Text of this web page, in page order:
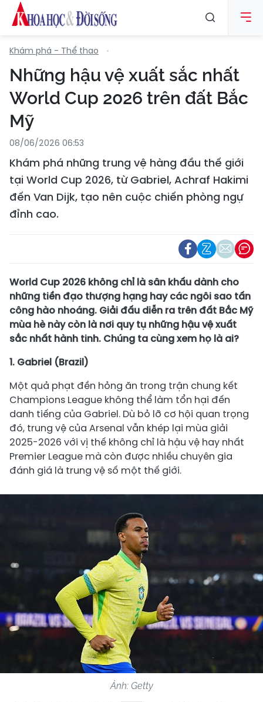
Khám phá - Thể thao
Những hậu vệ xuất sắc nhất
World Cup 2026 trên đất Bắc
Mỹ
08/06/2026 06:53
Khám phá những trung vệ hàng đầu thế giới
tại World Cup 2026, từ Gabriel, Achraf Hakimi
đến Van Dijk, tạo nên cuộc chiến phòng ngự
đỉnh cao.
World Cup 2026 không chỉ là sân khấu dành cho
những tiền đạo thượng hạng hay các ngôi sao tấn
công hào nhoáng. Giải đấu diễn ra trên đất Bắc Mỹ
mùa hè này còn là nơi quy tụ những hậu vệ xuất
sắc nhất hành tinh. Chúng ta cùng xem họ là ai?
1. Gabriel (Brazil)
Một quả phạt đền hỏng ăn trong trận chung kết
Champions League không thể làm tổn hại đến
danh tiếng của Gabriel. Dù bỏ lỡ cơ hội quan trọng
đó, trung vệ của Arsenal vẫn khép lại mùa giải
2025-2026 với vị thế không chỉ là hậu vệ hay nhất
Premier League mà còn được nhiều chuyên gia
đánh giá là trung vệ số một thế giới.
Ảnh: Getty